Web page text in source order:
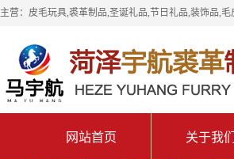
主营：皮毛玩具,裘革制品,圣诞礼品,节日礼品,装饰品,
网站首页 关于我们